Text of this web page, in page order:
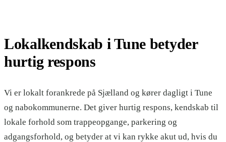
Lokalkendskab i Tune betyder
hurtig respons
Vi er lokalt forankrede på Sjælland og kører dagligt i Tune
og nabokommunerne. Det giver hurtig respons, kendskab til
lokale forhold som trappeopgange, parkering og
adgangsforhold, og betyder at vi kan rykke akut ud, hvis du